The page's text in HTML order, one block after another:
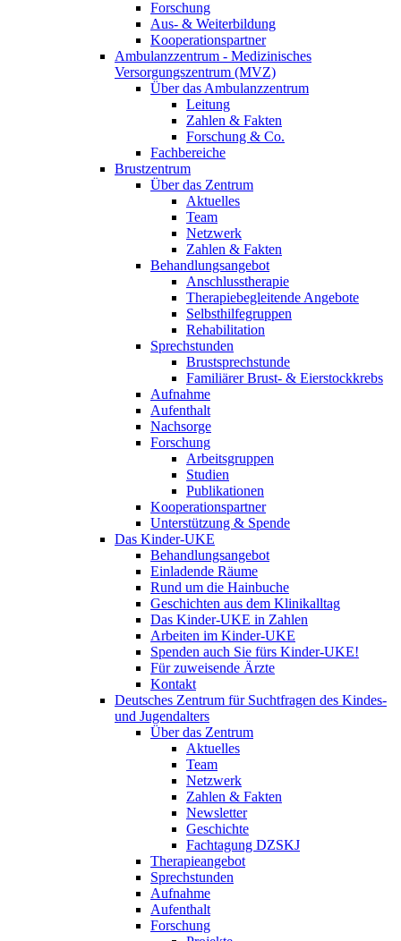
Forschung
Aus- & Weiterbildung
Kooperationspartner
Ambulanzzentrum - Medizinisches
Versorgungszentrum (MVZ)
Über das Ambulanzzentrum
Leitung
Zahlen & Fakten
Forschung & Co.
Fachbereiche
Brustzentrum
Über das Zentrum
Aktuelles
Team
Netzwerk
Zahlen & Fakten
Behandlungsangebot
Anschlusstherapie
Therapiebegleitende Angebote
Selbsthilfegruppen
Rehabilitation
Sprechstunden
Brustsprechstunde
Familiärer Brust- & Eierstockkrebs
Aufnahme
Aufenthalt
Nachsorge
Forschung
Arbeitsgruppen
Studien
Publikationen
Kooperationspartner
Unterstützung & Spende
Das Kinder-UKE
Behandlungsangebot
Einladende Räume
Rund um die Hainbuche
Geschichten aus dem Klinikalltag
Das Kinder-UKE in Zahlen
Arbeiten im Kinder-UKE
Spenden auch Sie fürs Kinder-UKE!
Für zuweisende Ärzte
Kontakt
Deutsches Zentrum für Suchtfragen des Kindes-
und Jugendalters
Über das Zentrum
Aktuelles
Team
Netzwerk
Zahlen & Fakten
Newsletter
Geschichte
Fachtagung DZSKJ
Therapieangebot
Sprechstunden
Aufnahme
Aufenthalt
Forschung